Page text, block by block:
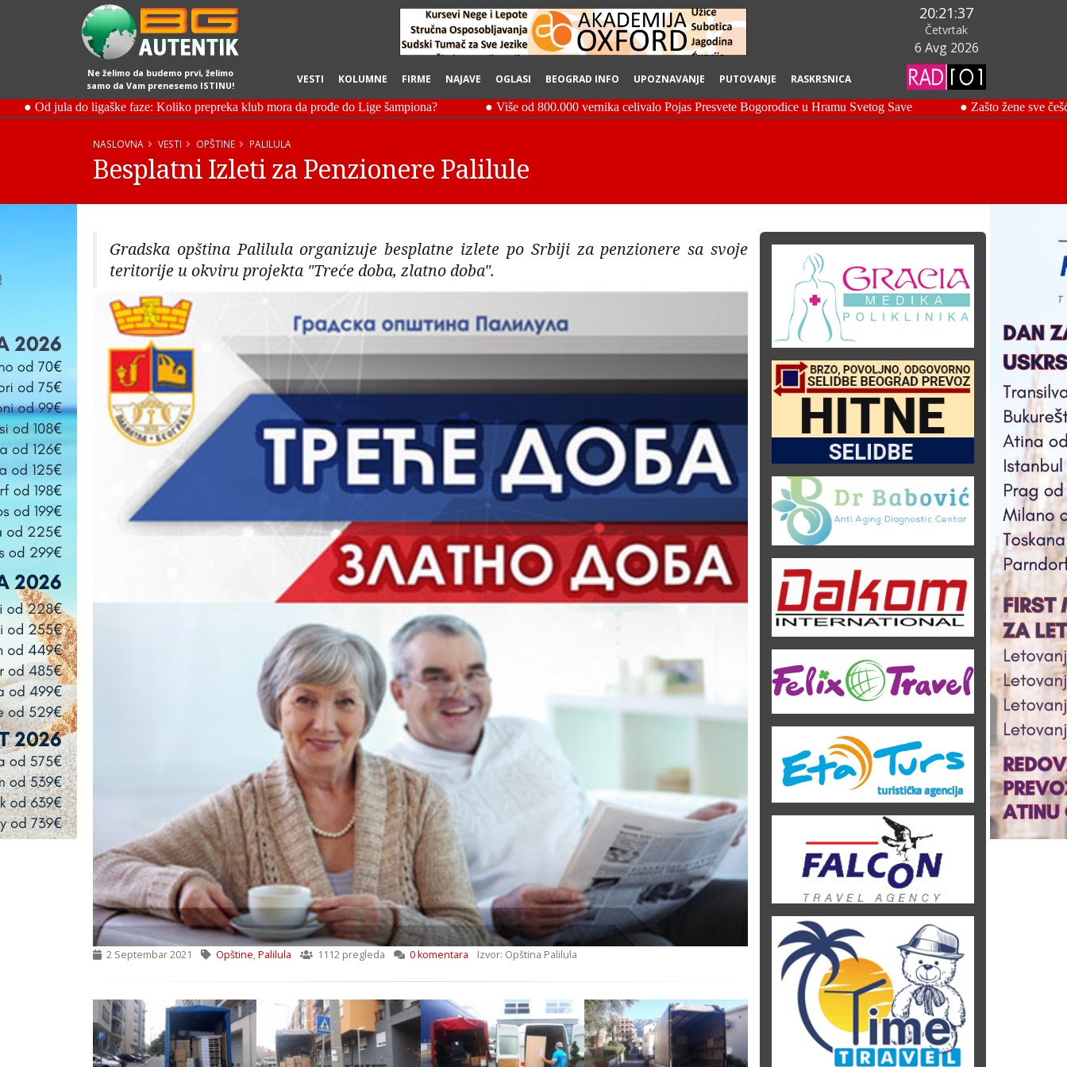
Ne želimo da budemo prvi, želimo
samo da Vam prenesemo ISTINU!
VESTI KOLUMNE FIRME NAJAVE OGLASI BEOGRAD INFO UPOZNAVANJE PUTOVANJE RASKRSNICA
20:21:38
Četvrtak
6 Avg 2026
NASLOVNA VESTI OPŠTINE PALILULA
Besplatni Izleti za Penzionere Palilule
Gradska opština Palilula organizuje besplatne izlete po Srbiji za penzionere sa svoje
teritorije u okviru projekta "Treće doba, zlatno doba".
2 Septembar 2021 Opštine,Palilula 1112 pregleda 0 komentara Izvor: Opština Palilula